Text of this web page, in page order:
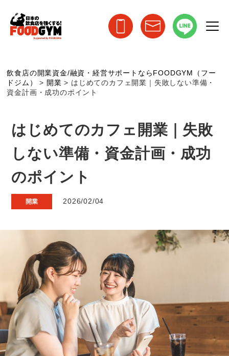
飲食店の開業資金/融資・経営サポートならFOODGYM（フー
ドジム）
> 開業 > はじめてのカフェ開業｜失敗しない準備・
資金計画・成功のポイント
はじめてのカフェ開業｜失敗
しない準備・資金計画・成功
のポイント
開業 2026/02/04